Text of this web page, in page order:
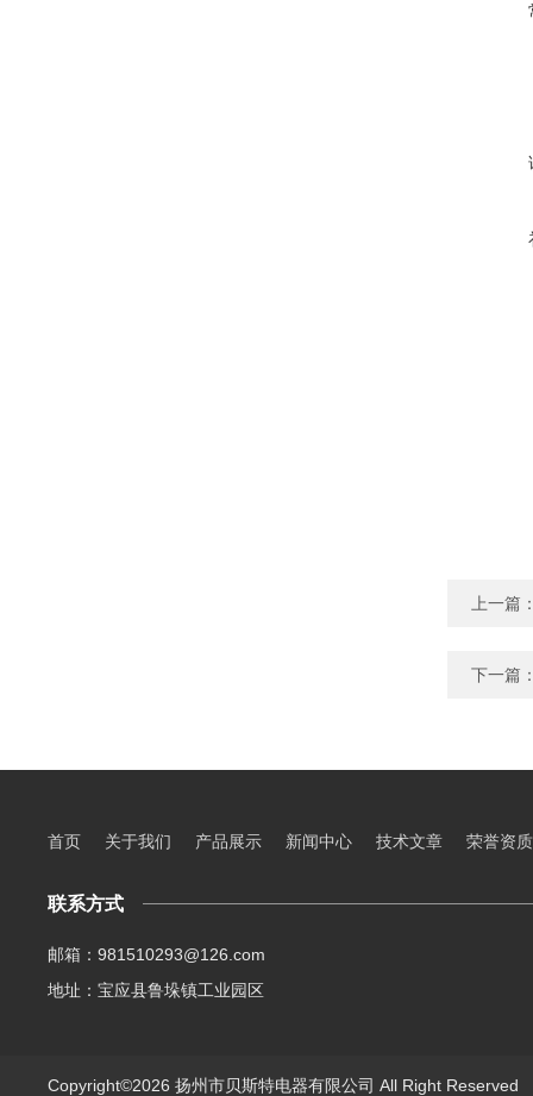
上一篇
下一篇
首页 关于我们 产品展示 新闻中心 技术文章 荣誉资质
联系方式
邮箱：981510293@126.com
地址：宝应县鲁垛镇工业园区
Copyright©2026 扬州市贝斯特电器有限公司 All Right